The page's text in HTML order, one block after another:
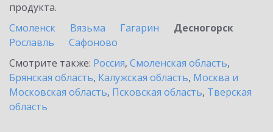
продукта.
Смоленск
Вязьма Гагарин
Десногорск
Рославль
Сафоново
Смотрите также: Россия, Смоленская область,
Брянская область, Калужская область, Москва и
Московская область, Псковская область, Тверская
область